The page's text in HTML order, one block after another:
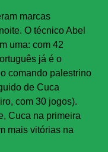
marcas
O técnico Abel
uma: com 42
já é o
comando palestrino
de Cuca
com 30 jogos).
Cuca na primeira
mais vitórias na